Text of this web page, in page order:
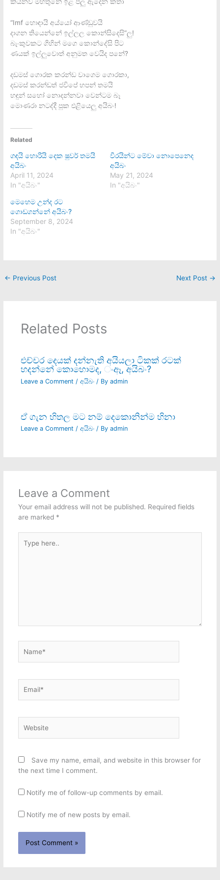
“Imf හොඳායි අය්යෝ ආණ්ඩුවයි
දා⁣ගන තියෙන්නේ ඉල්ලල කොන්සිදෙසි”ලු!
බැංකුවකට ගිහින් මගෙ කොන්දේසි පිට
ණයක් ඉල්ලුවොත් අනුමත වෙයිද පනේ?
දඩමස් ගොරක කරන්ඩ වාගෙම ගොරකා‍,
දඩමස් කරන්ඩත් ජවිපේ හපන් තමයි
හඳුන් සහෝ නොදන්නවා වෙන්ටම බෑ
මොණරා නටද්දී පුක එළියෙලු අයිබං!
Related
ගඳයි හොරියි දෙක ෂුවර් තමයි
අයිබං
April 11, 2024
In "අයිබං"
වීරයින්ට මේවා නොපෙනෙද
අයිබං
May 21, 2024
In "අයිබං"
මෙහෙම උන්ද රට
ගොඩගන්නේ අයිබං?
September 8, 2024
In "අයිබං"
← Previous Post Next Post →
Related Posts
එච්චර දෙයක් දන්නැති අයියලා ටිකක් රටක්
හදන්නේ කොහොමද, ංඈ, අයිබං?
Leave a Comment / අයිබං/ By admin
ඒ ගැන හිතල මට නම් දෙකොනින්ම හිනා
Leave a Comment / අයිබං/ By admin
Leave a Comment
Your email address will not be published. Required fields
are marked *
here..
Save my name, email, and website in this browser for
the next time I comment.
Notify me of follow-up comments by email.
Notify me of new posts by email.